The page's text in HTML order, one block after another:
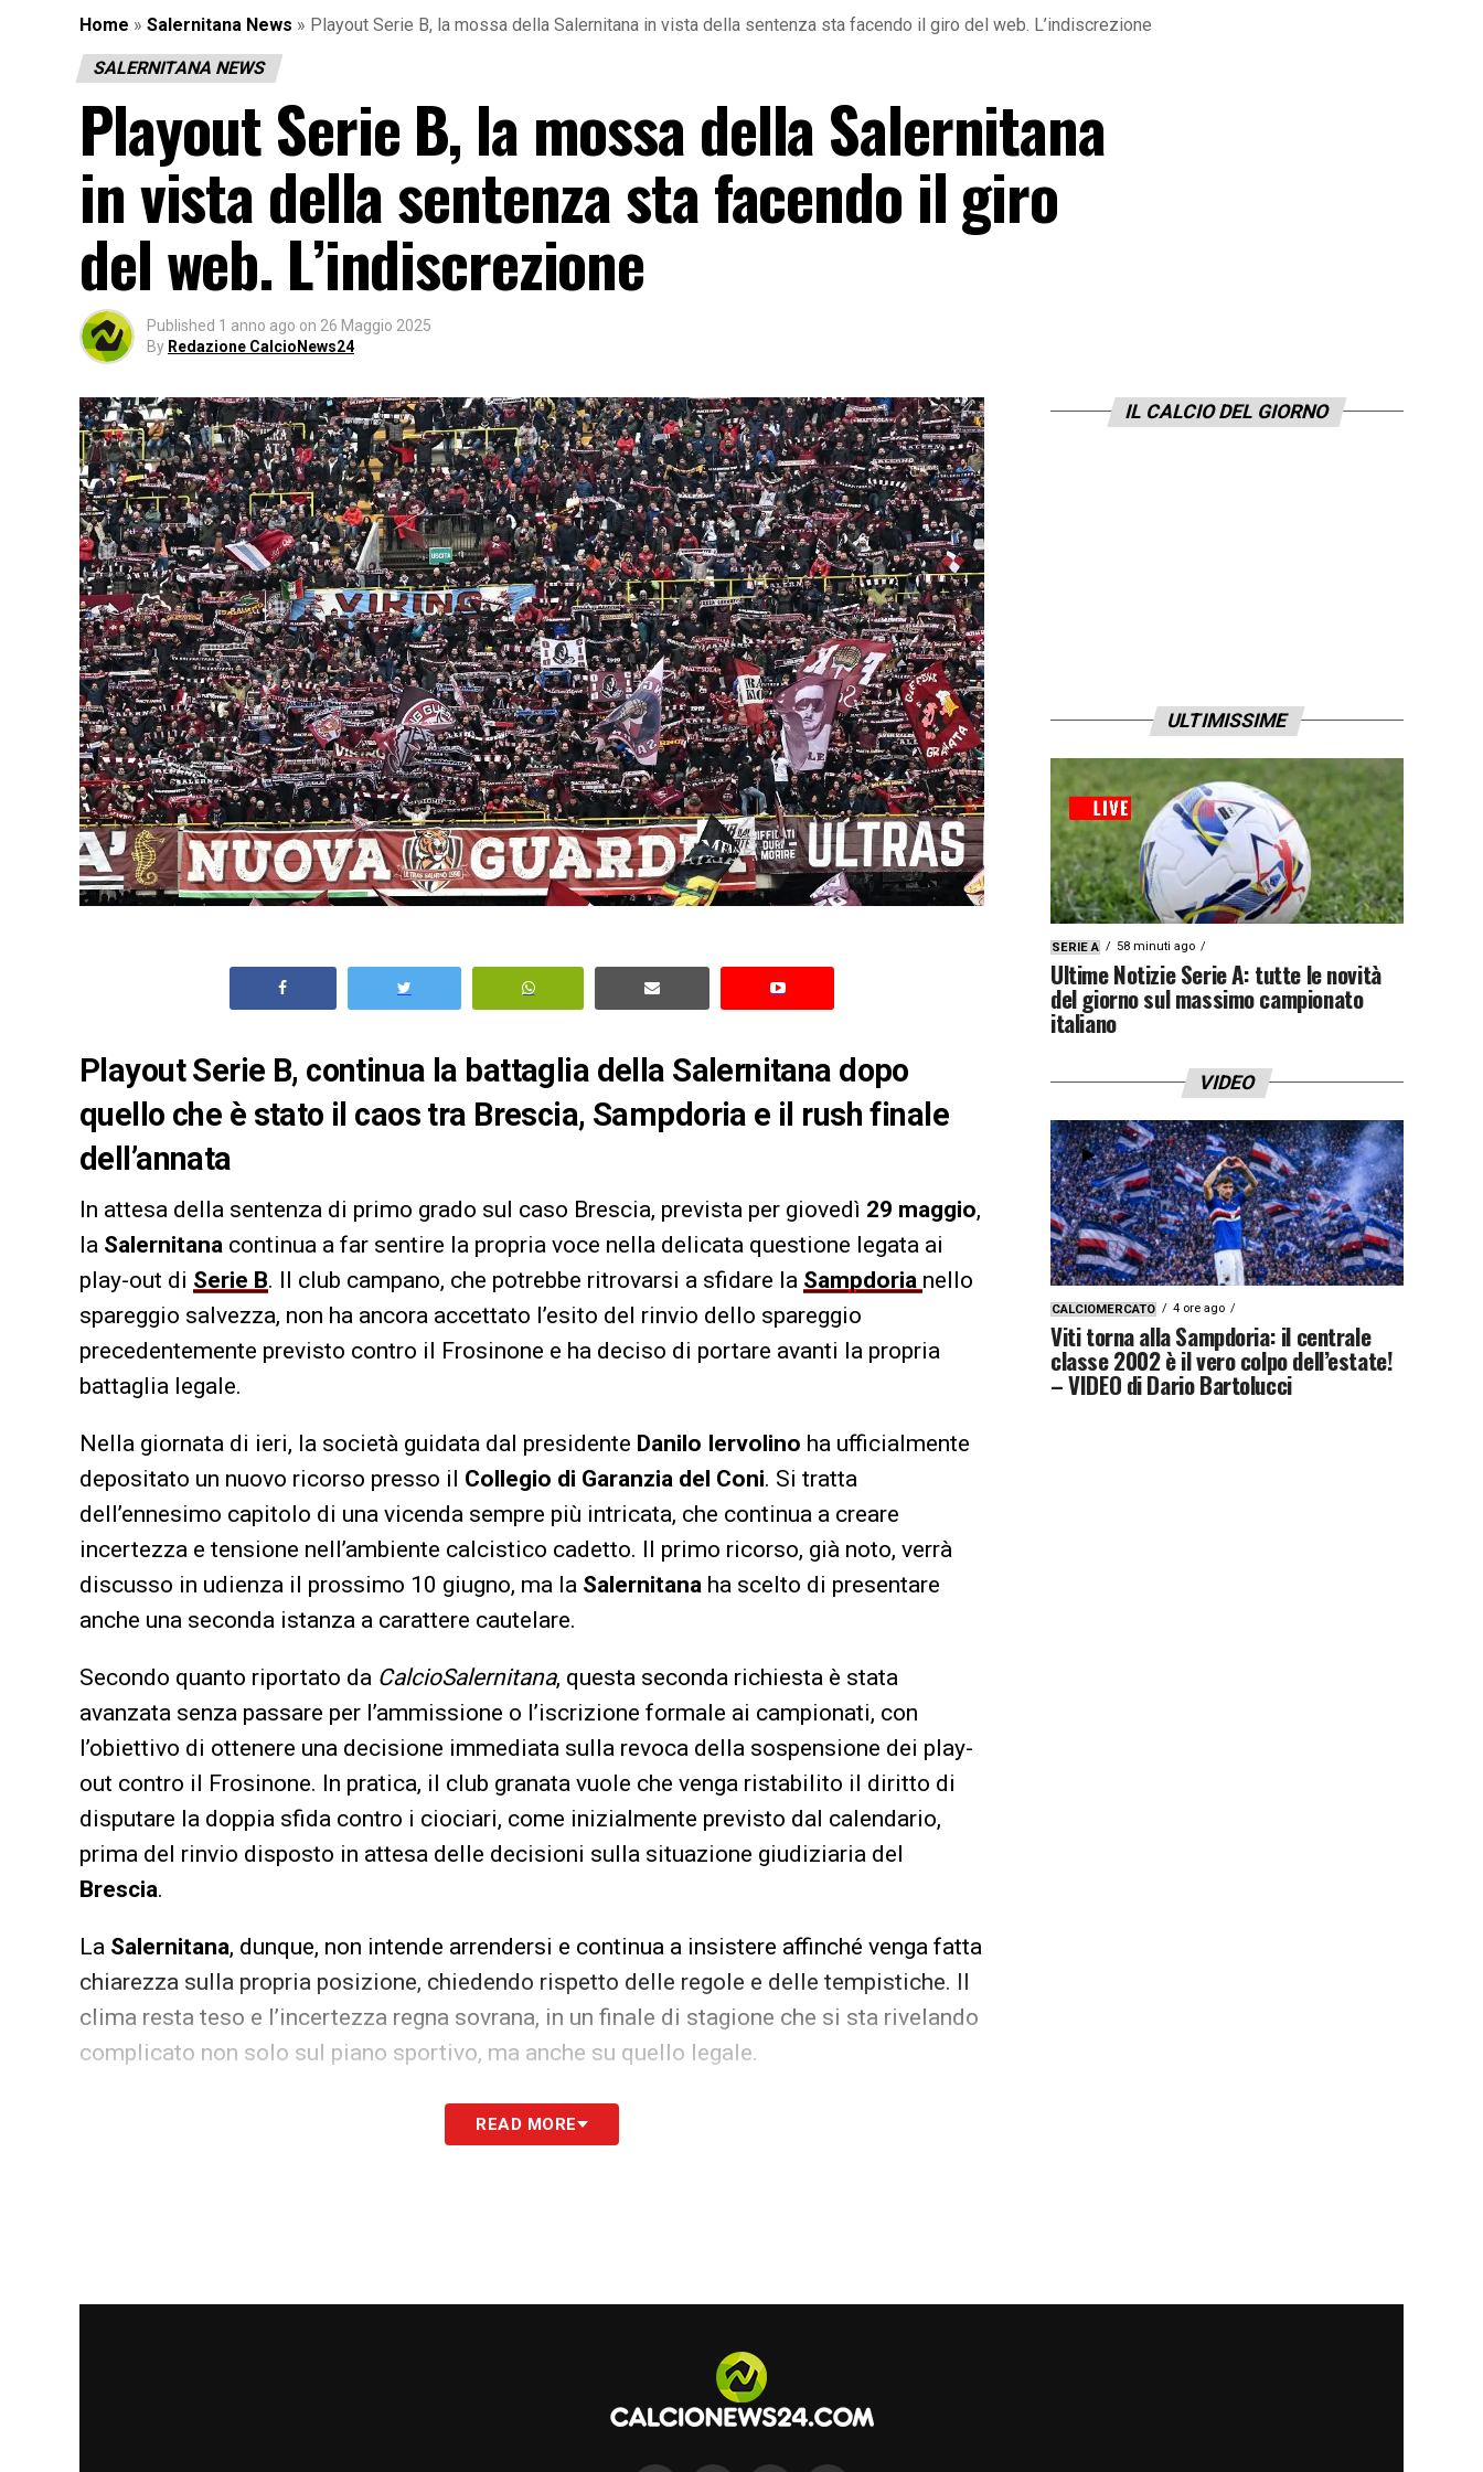
Home » Salernitana News » Playout Serie B, la mossa della Salernitana in vista della sentenza sta facendo il giro del web. L’indiscrezione
SALERNITANA NEWS
Playout Serie B, la mossa della Salernitana
in vista della sentenza sta facendo il giro
del web. L’indiscrezione
Published 1 anno ago on 26 Maggio 2025
By Redazione CalcioNews24
Playout Serie B, continua la battaglia della Salernitana dopo
quello che è stato il caos tra Brescia, Sampdoria e il rush finale
dell’annata
In attesa della sentenza di primo grado sul caso Brescia, prevista per giovedì 29 maggio,
la Salernitana continua a far sentire la propria voce nella delicata questione legata ai
play-out di Serie B. Il club campano, che potrebbe ritrovarsi a sfidare la Sampdoria nello
spareggio salvezza, non ha ancora accettato l’esito del rinvio dello spareggio
precedentemente previsto contro il Frosinone e ha deciso di portare avanti la propria
battaglia legale.
Nella giornata di ieri, la società guidata dal presidente Danilo Iervolino ha ufficialmente
depositato un nuovo ricorso presso il Collegio di Garanzia del Coni. Si tratta
dell’ennesimo capitolo di una vicenda sempre più intricata, che continua a creare
incertezza e tensione nell’ambiente calcistico cadetto. Il primo ricorso, già noto, verrà
discusso in udienza il prossimo 10 giugno, ma la Salernitana ha scelto di presentare
anche una seconda istanza a carattere cautelare.
Secondo quanto riportato da CalcioSalernitana, questa seconda richiesta è stata
avanzata senza passare per l’ammissione o l’iscrizione formale ai campionati, con
l’obiettivo di ottenere una decisione immediata sulla revoca della sospensione dei play-
out contro il Frosinone. In pratica, il club granata vuole che venga ristabilito il diritto di
disputare la doppia sfida contro i ciociari, come inizialmente previsto dal calendario,
prima del rinvio disposto in attesa delle decisioni sulla situazione giudiziaria del
Brescia.
La Salernitana, dunque, non intende arrendersi e continua a insistere affinché venga fatta
chiarezza sulla propria posizione, chiedendo rispetto delle regole e delle tempistiche. Il
clima resta teso e l’incertezza regna sovrana, in un finale di stagione che si sta rivelando
complicato non solo sul piano sportivo, ma anche su quello legale.
I prossimi giorni saranno determinanti per capire quale sarà l’effettivo scenario dei play-
out e se la Salernitana potrà vedere accolte le proprie richieste.
READ MORE
IL CALCIO DEL GIORNO
ULTIMISSIME
SERIE A 58 minuti ago
Ultime Notizie Serie A: tutte le novità
del giorno sul massimo campionato
italiano
VIDEO
CALCIOMERCATO 4 ore ago
Viti torna alla Sampdoria: il centrale
classe 2002 è il vero colpo dell’estate!
– VIDEO di Dario Bartolucci